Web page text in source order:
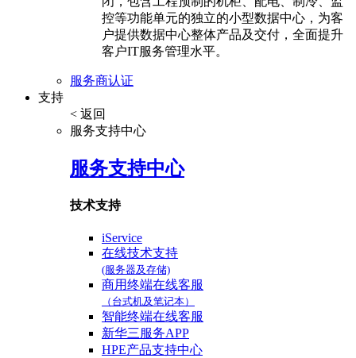
控等功能单元的独立的小型数据中心，为客
户提供数据中心整体产品及交付，全面提升
客户IT服务管理水平。
服务商认证
支持
< 返回
服务支持中心
服务支持中心
技术支持
iService
在线技术支持
(服务器及存储)
商用终端在线客服
（台式机及笔记本）
智能终端在线客服
新华三服务APP
HPE产品支持中心